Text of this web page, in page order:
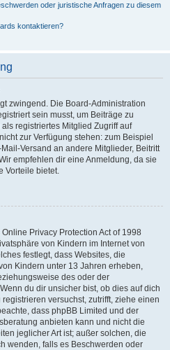
oder juristische Anfragen zu diesem
kontaktieren?
zwingend. Die Board-Administration
sein musst, um Beiträge zu
registriertes Mitglied Zugriff auf
zur Verfügung stehen: zum Beispiel
Versand an andere Mitglieder, Beitritt
empfehlen dir eine Anmeldung, da sie
Vorteile bietet.
Privacy Protection Act of 1998
von Kindern im Internet von
festlegt, dass Websites, die
Kindern unter 13 Jahren erheben,
des oder der
du dir unsicher bist, ob dies auf dich
versuchst, zutrifft, ziehe einen
dass phpBB Limited und der
anbieten kann und nicht die
jeglicher Art ist; außer solchen, die
wenden, falls es Beschwerden oder